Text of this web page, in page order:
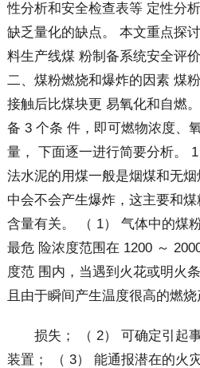
性分析和安全检查表等 定性分
缺乏量化的缺点。 本文重点探
料生产线煤 粉制备系统安全评
二、煤粉燃烧和爆炸的因素 煤
接触后比煤块更 易氧化和自燃
备 3 个条 件，即可燃物浓度、
量， 下面逐一进行简要分析。
法水泥的用煤一般是烟煤和无
中会不会产生爆炸，这主要和
含量有关。 （ 1） 气体中的煤
最危 险浓度范围在 1200 ～
度范 围内，当遇到火花或明火
且由于瞬间产生温度很高的燃
损失； （ 2） 可确定引起事
装置； （ 3） 能通报潜在的火